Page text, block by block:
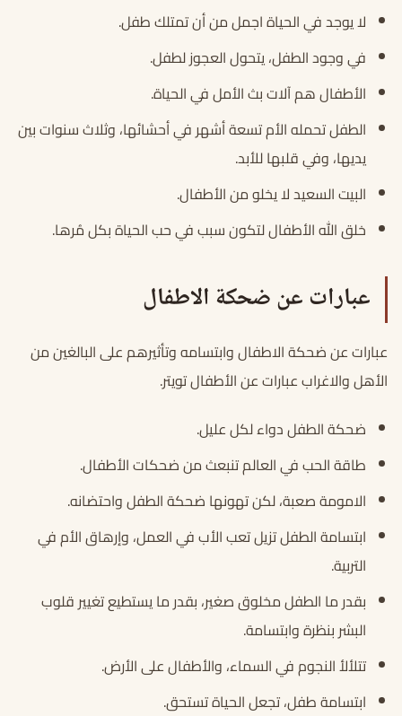
لا يوجد في الحياة اجمل من أن تمتلك طفل.
في وجود الطفل، يتحول العجوز لطفل.
الأطفال هم آلات بث الأمل في الحياة.
الطفل تحمله الأم تسعة أشهر في أحشائها، وثلاث سنوات بين
يديها، وفي قلبها للأبد.
البيت السعيد لا يخلو من الأطفال.
خلق الله الأطفال لتكون سبب في حب الحياة بكل مُرها.
عبارات عن ضحكة الاطفال
عبارات عن ضحكة الاطفال وابتسامه وتأثيرهم على البالغين من
الأهل والاغراب عبارات عن الأطفال تويتر.
ضحكة الطفل دواء لكل عليل.
طاقة الحب في العالم تنبعث من ضحكات الأطفال.
الامومة صعبة، لكن تهونها ضحكة الطفل واحتضانه.
ابتسامة الطفل تزيل تعب الأب في العمل، وإرهاق الأم في
التربية.
بقدر ما الطفل مخلوق صغير، بقدر ما يستطيع تغيير قلوب
البشر بنظرة وابتسامة.
تتلألأ النجوم في السماء، والأطفال على الأرض.
ابتسامة طفل، تجعل الحياة تستحق.